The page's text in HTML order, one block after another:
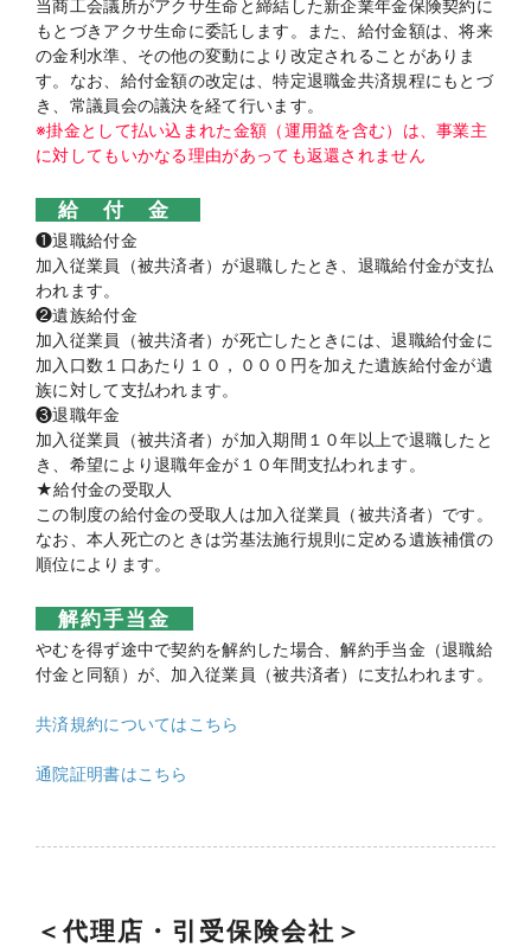
当商工会議所がアクサ生命と締結した新企業年金保険契約に
もとづきアクサ生命に委託します。また、給付金額は、将来
の金利水準、その他の変動により改定されることがありま
す。なお、給付金額の改定は、特定退職金共済規程にもとづ
き、常議員会の議決を経て行います。
※掛金として払い込まれた金額（運用益を含む）は、事業主
に対してもいかなる理由があっても返還されません
給 付 金
❶退職給付金
加入従業員（被共済者）が退職したとき、退職給付金が支払
われます。
❷遺族給付金
加入従業員（被共済者）が死亡したときには、退職給付金に
加入口数１口あたり１０，０００円を加えた遺族給付金が遺
族に対して支払われます。
❸退職年金
加入従業員（被共済者）が加入期間１０年以上で退職したと
き、希望により退職年金が１０年間支払われます。
★給付金の受取人
この制度の給付金の受取人は加入従業員（被共済者）です。
なお、本人死亡のときは労基法施行規則に定める遺族補償の
順位によります。
解約手当金
やむを得ず途中で契約を解約した場合、解約手当金（退職給
付金と同額）が、加入従業員（被共済者）に支払われます。
共済規約についてはこちら
通院証明書はこちら
＜代理店・引受保険会社＞